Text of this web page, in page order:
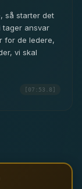
så starter det
tager ansvar
for de ledere,
vi skal
[07:53.8]